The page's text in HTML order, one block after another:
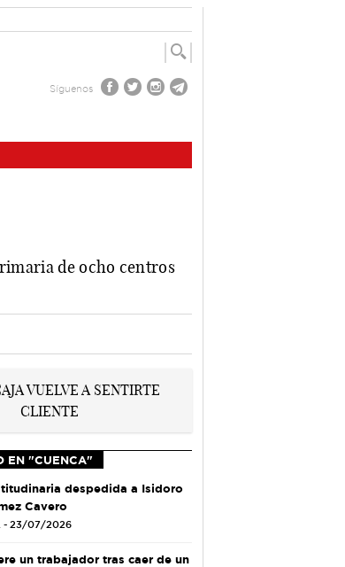
Síguenos
de ocho centros
EN "CUENCA"
despedida a Isidoro
Cavero
- 23/07/2026
un trabajador tras caer de un